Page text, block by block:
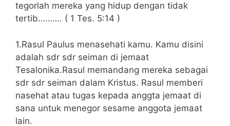
tegorlah mereka yang hidup dengan tidak
tertib………. ( 1 Tes. 5:14 )
1.Rasul Paulus menasehati kamu. Kamu disini
adalah sdr sdr seiman di jemaat
Tesalonika.Rasul memandang mereka sebagai
sdr sdr seiman dalam Kristus. Rasul memberi
nasehat atau tugas kepada anggta jemaat di
sana untuk menegor sesame anggota jemaat
lain.